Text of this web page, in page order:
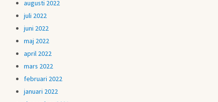
augusti 2022
juli 2022
juni 2022
maj 2022
april 2022
mars 2022
februari 2022
januari 2022